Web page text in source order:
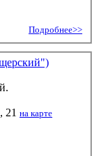
Подробнее>>
21 на карте